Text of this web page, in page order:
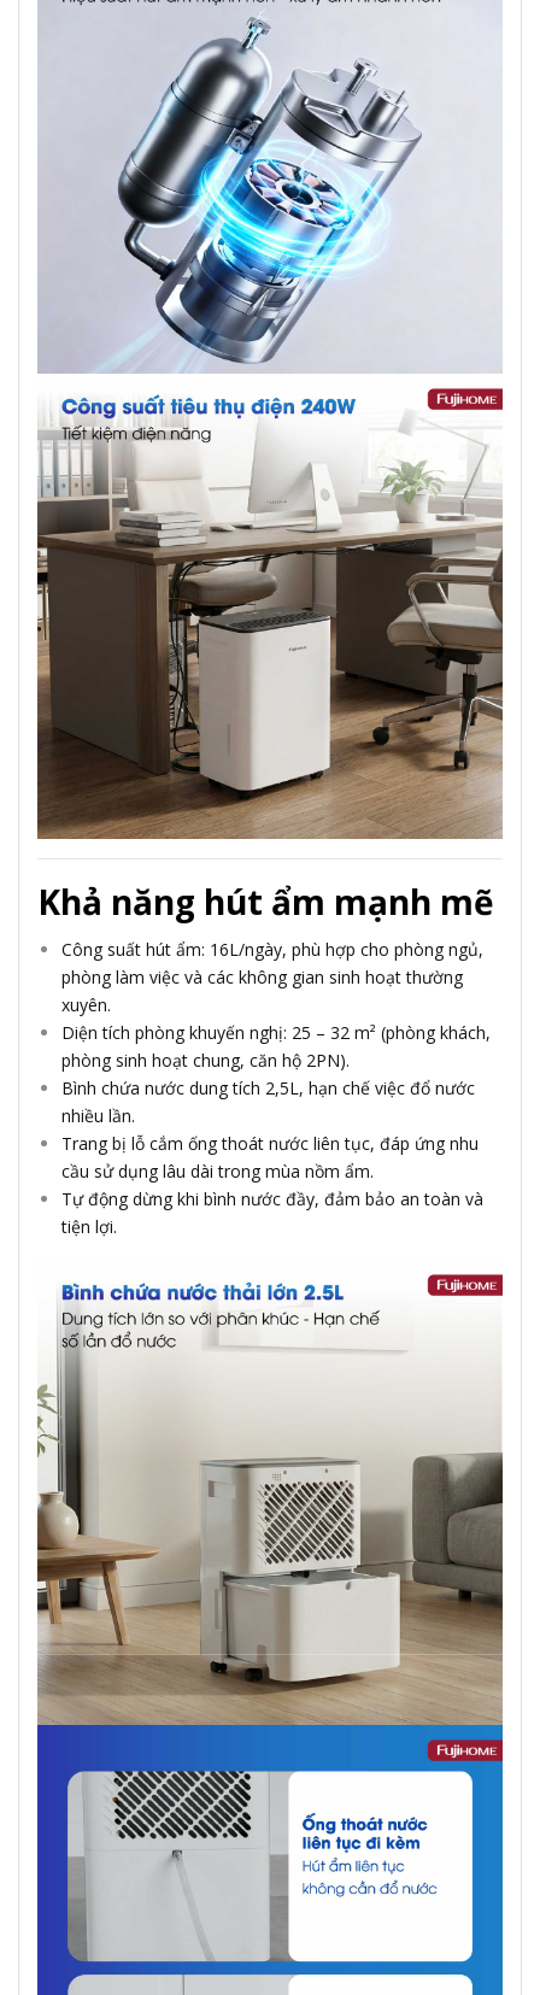
Khả năng hút ẩm mạnh mẽ
Công suất hút ẩm: 16L/ngày, phù hợp cho phòng ngủ,
phòng làm việc và các không gian sinh hoạt thường
xuyên.
Diện tích phòng khuyến nghị: 25 – 32 m² (phòng khách,
phòng sinh hoạt chung, căn hộ 2PN).
Bình chứa nước dung tích 2,5L, hạn chế việc đổ nước
nhiều lần.
Trang bị lỗ cắm ống thoát nước liên tục, đáp ứng nhu
cầu sử dụng lâu dài trong mùa nồm ẩm.
Tự động dừng khi bình nước đầy, đảm bảo an toàn và
tiện lợi.